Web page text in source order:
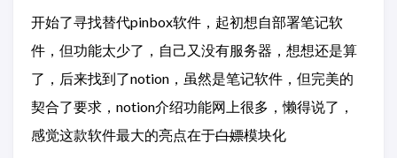
开始了寻找替代pinbox软件，起初想自部署笔记软
件，但功能太少了，自己又没有服务器，想想还是算
了，后来找到了notion，虽然是笔记软件，但完美的
契合了要求，notion介绍功能网上很多，懒得说了，
感觉这款软件最大的亮点在于白嫖模块化